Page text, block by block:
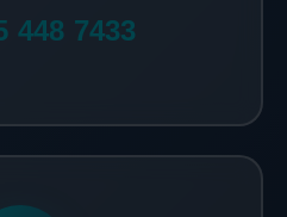
448 7433